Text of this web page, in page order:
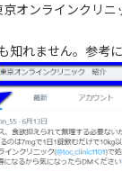
オンラインクリ
知れません。参考